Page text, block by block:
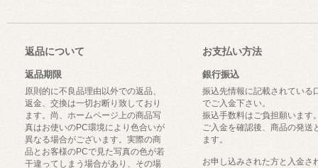
返品について
返品期限
原則的に不良品理由以外での返品、
返金、交換は一切お断り致しており
ます。尚、ホームページ上の商品写
真はお使いのPC環境により色合いが
異なる場合がございます。実際の商
品とお客様のPCで見た写真の色が若
干違ってしまう場合があり、その場
お支払い方法
銀行振込
振込先情報に記載されている
でご入金下さい。
振込手数料はご負担願います
ご入金を確認後、商品の発送
ます。
お申し込みされた方と入金さ